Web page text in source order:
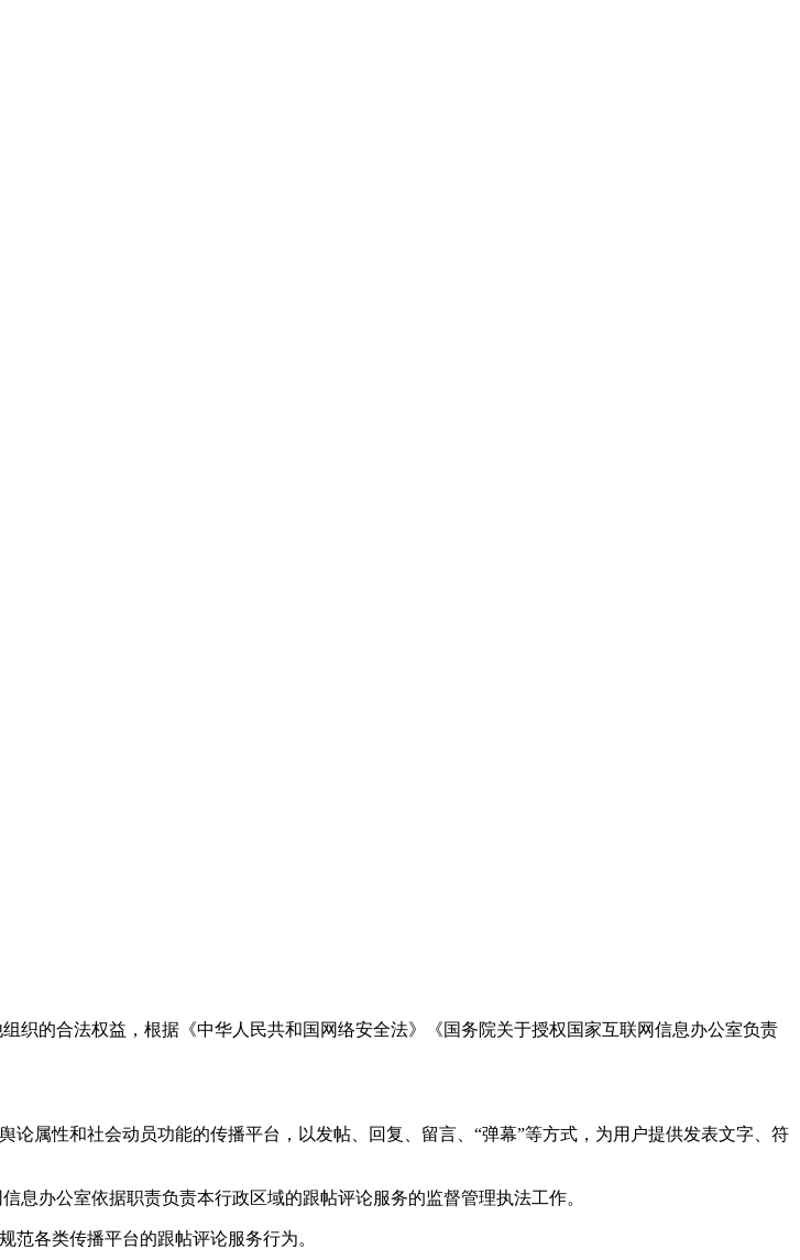
织的合法权益，根据《中华人民共和国网络安全法》《国务院关于授权国家互联网信息办公室负责
属性和社会动员功能的传播平台，以发帖、回复、留言、“弹幕”等方式，为用户提供发表文字、符
办公室依据职责负责本行政区域的跟帖评论服务的监督管理执法工作。
各类传播平台的跟帖评论服务行为。